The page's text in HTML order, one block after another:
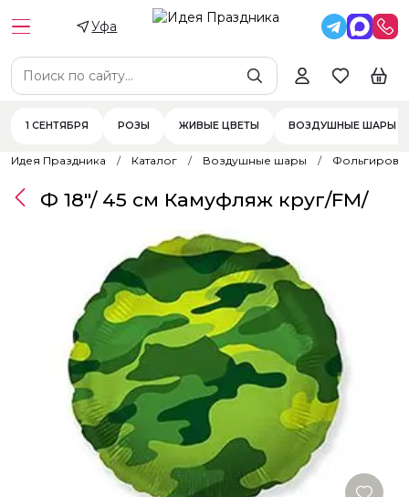
Уфа
1 СЕНТЯБРЯ РОЗЫ ЖИВЫЕ ЦВЕТЫ ВОЗДУШНЫЕ ШАРЫ
Идея Праздника Каталог Воздушные шары
Ф 18"/ 45 см Камуфляж круг/FM/